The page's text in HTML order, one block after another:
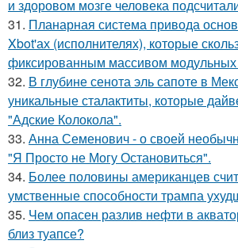
и здоровом мозге человека
31. Планарная система привода
Xbot'ах (исполнителях), которые
фиксированным массивом модульных
32. В глубине сенота эль сапоте в
уникальные сталактиты, которые
"Адские Колокола".
33. Анна Семенович - о своей
"Я Просто не Могу Остановиться".
34. Более половины американцев
умственные способности трампа
35. Чем опасен разлив нефти в
близ туапсе?